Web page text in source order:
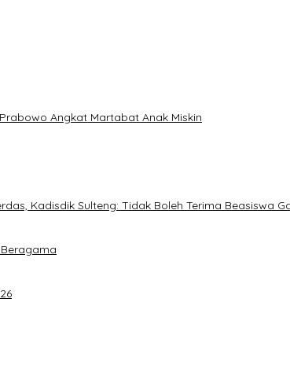
Angkat Martabat Anak Miskin
Kadisdik Sulteng: Tidak Boleh Terima Beasiswa